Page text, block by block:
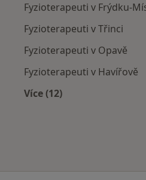
Fyzioterapeuti v Frýdku-
Fyzioterapeuti v Třinci
Fyzioterapeuti v Opavě
Fyzioterapeuti v Havířově
Více (12)